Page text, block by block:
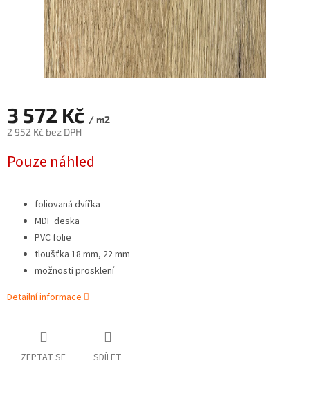
3 572 Kč / m2
2 952 Kč bez DPH
cena:
Pouze náhled
foliovaná dvířka
MDF deska
PVC folie
tloušťka 18 mm, 22 mm
možnosti prosklení
Detailní informace
ZEPTAT SE SDÍLET